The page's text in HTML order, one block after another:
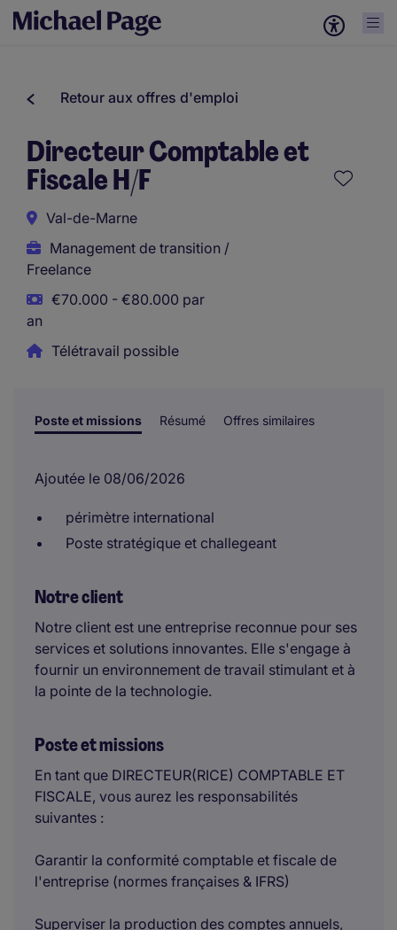
Retour aux offres d'emploi
Directeur Comptable et
Fiscale H/F
Val-de-Marne
Management de transition /
Freelance
€70.000 - €80.000 par
an
Télétravail possible
Poste et missions Résumé Offres similaires
Ajoutée le 08/06/2026
périmètre international
Poste stratégique et challegeant
Notre client
Notre client est une entreprise reconnue pour ses
services et solutions innovantes. Elle s'engage à
fournir un environnement de travail stimulant et à
la pointe de la technologie.
Poste et missions
En tant que DIRECTEUR(RICE) COMPTABLE ET
FISCALE, vous aurez les responsabilités
suivantes :
Garantir la conformité comptable et fiscale de
l'entreprise (normes françaises & IFRS)
Superviser la production des comptes annuels,